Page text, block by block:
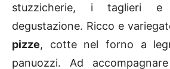
stuzzicherie, i taglieri
degustazione. Ricco e
pizze, cotte nel forno a
panuozzi. Ad